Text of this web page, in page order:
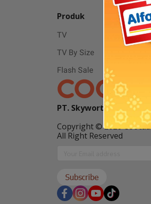
Produk
TV
TV By Size
Flash Sale
PT. Skyworth Indonesia
Copyright © 2026 Coocaa
All Right Reserved
Subscribe